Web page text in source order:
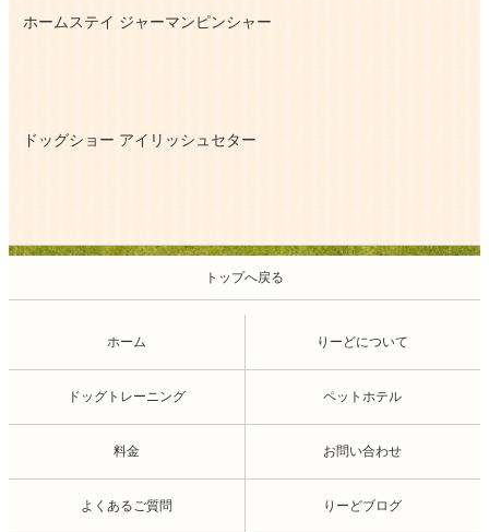
ホームステイ ジャーマンピンシャー
ドッグショー アイリッシュセター
トップへ戻る
ホーム りーどについて
ドッグトレーニング ペットホテル
料金 お問い合わせ
よくあるご質問 りーどブログ